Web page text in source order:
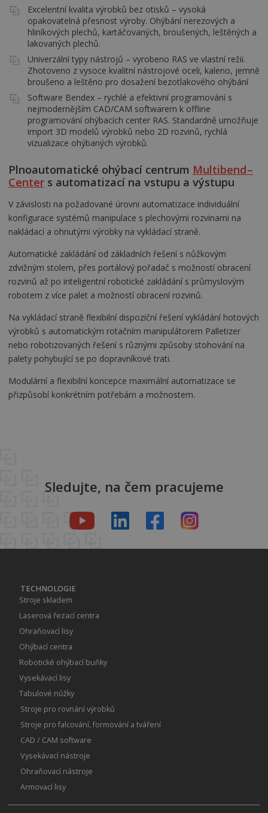
Excelentní kvalita výrobků bez otisků – vysoká
opakovatelná přesnost výroby. Ohýbání nerezových a
hliníkových plechů, kartáčovaných, broušených, leštěných a
lakovaných plechů.
Univerzální typy nástrojů – vyrobeno RAS ve vlastní režii.
Zhotoveno z vysoce kvalitní nástrojové oceli, kaleno, jemně
broušeno a leštěno pro dosažení bezotlakového ohýbání
Software Bendex – rychlé a efektivní programování s
nejmodernějším CAD/CAM softwarem k offline
programování ohýbacích center RAS. Standardně umožňuje
import 3D modelů výrobků nebo 2D rozvinů, rychlá
vizualizace ohýbaných výrobků.
Plnoautomatické ohýbací centrum Multibend–
Center s automatizací na vstupu a výstupu
V závislosti na požadované úrovni automatizace individuální
konfigurace systémů manipulace s plechovými rozvinami na
nakládací a ohnutými výrobky na vykládací straně.
Automatické zakládání od základních řešení s nůžkovým
zdvižným stolem, přes portálový pořadač s možností obracení
rozvinů až po inteligentní robotické zakládání s průmyslovým
robotem z více palet a možností obracení rozvinů.
Na vykládací straně flexibilní dispoziční řešení vykládání hotových
výrobků s automatickým rotačním manipulátorem Palletizer
nebo robotizovaných řešení s různými způsoby stohování na
palety pohybující se po dopravníkové trati.
Modulární a flexibilní koncepce maximální automatizace se
přizpůsobí konkrétním potřebám a možnostem.
Sledujte, na čem pracujeme
TECHNOLOGIE
Stroje skladem
Laserová řezací centra
Ohraňovací lisy
Ohýbací centra
Robotické ohýbací buňky
Vysekávací lisy
Tabulové nůžky
Stroje pro rovnání výrobků
Stroje pro falcování, formování a tváření
CAD / CAM software
Vysekávací nástroje
Ohraňovací nástroje
Armovací lisy